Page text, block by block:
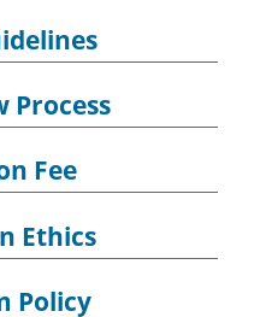
Process
Fee
Ethics
Policy